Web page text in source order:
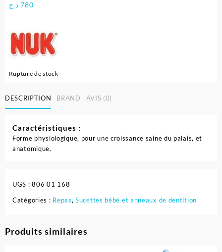
780 د.ج
Rupture de stock
DESCRIPTION BRAND AVIS (0)
Caractéristiques :
Forme physiologique, pour une croissance saine du palais, et
anatomique.
UGS :806 01 168
Catégories : Repas,Sucettes bébé et anneaux de dentition
Produits similaires